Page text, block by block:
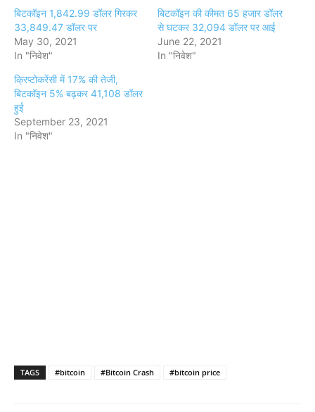
बिटकॉइन 1,842.99 डॉलर गिरकर
33,849.47 डॉलर पर
May 30, 2021
In "निवेश"
बिटकॉइन की कीमत 65 हजार डॉलर
से घटकर 32,094 डॉलर पर आई
June 22, 2021
In "निवेश"
क्रिप्टोकरेंसी में 17% की तेजी,
बिटकॉइन 5% बढ़कर 41,108 डॉलर
हुई
September 23, 2021
In "निवेश"
TAGS #bitcoin #Bitcoin Crash #bitcoin price